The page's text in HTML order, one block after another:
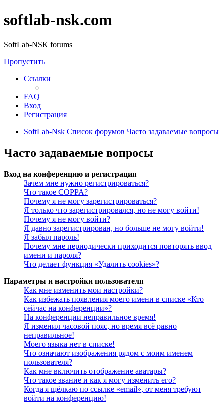
softlab-nsk.com
SoftLab-NSK forums
Пропустить
Ссылки
FAQ
Вход
Регистрация
SoftLab-Nsk Список форумов Часто задаваемые вопросы
Часто задаваемые вопросы
Вход на конференцию и регистрация
Зачем мне нужно регистрироваться?
Что такое COPPA?
Почему я не могу зарегистрироваться?
Я только что зарегистрировался, но не могу войти!
Почему я не могу войти?
Я давно зарегистрирован, но больше не могу войти!
Я забыл пароль!
Почему мне периодически приходится повторять ввод
имени и пароля?
Что делает функция «Удалить cookies»?
Параметры и настройки пользователя
Как мне изменить мои настройки?
Как избежать появления моего имени в списке «Кто
сейчас на конференции»?
На конференции неправильное время!
Я изменил часовой пояс, но время всё равно
неправильное!
Моего языка нет в списке!
Что означают изображения рядом с моим именем
пользователя?
Как мне включить отображение аватары?
Что такое звание и как я могу изменить его?
Когда я щёлкаю по ссылке «email», от меня требуют
войти на конференцию!